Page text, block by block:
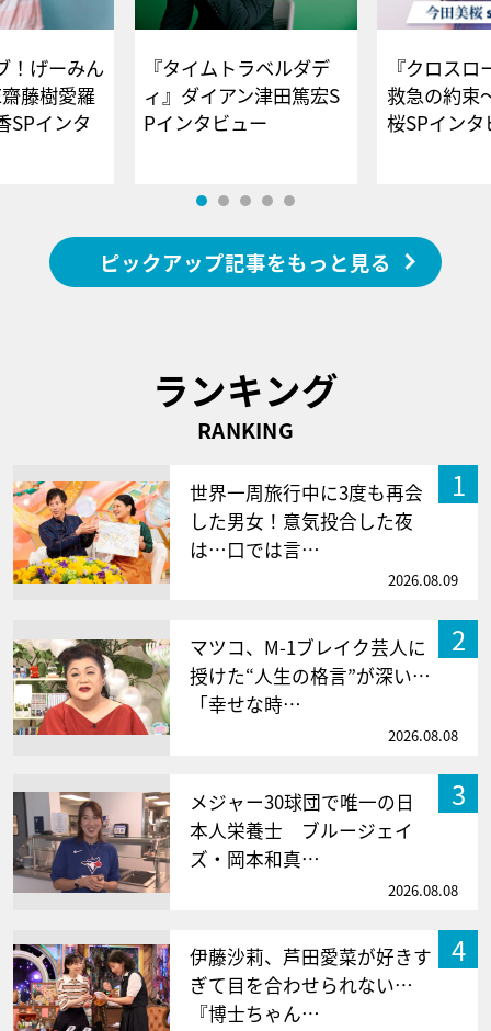
！げーみん
藤樹愛羅
SPインタ
『タイムトラベルダデ
ィ』ダイアン津田篤宏S
Pインタビュー
『クロス
救急の約束
桜SPイ
ピックアップ記事をもっと見る
ランキング
RANKING
1
世界一周旅行中に3度も再会
した男女！意気投合した夜
は…口では言…
2026.08.09
2
マツコ、M-1ブレイク芸人に
授けた“人生の格言”が深い…
「幸せな時…
2026.08.08
3
メジャー30球団で唯一の日
本人栄養士 ブルージェイ
ズ・岡本和真…
2026.08.08
4
伊藤沙莉、芦田愛菜が好きす
ぎて目を合わせられない…
『博士ちゃん…